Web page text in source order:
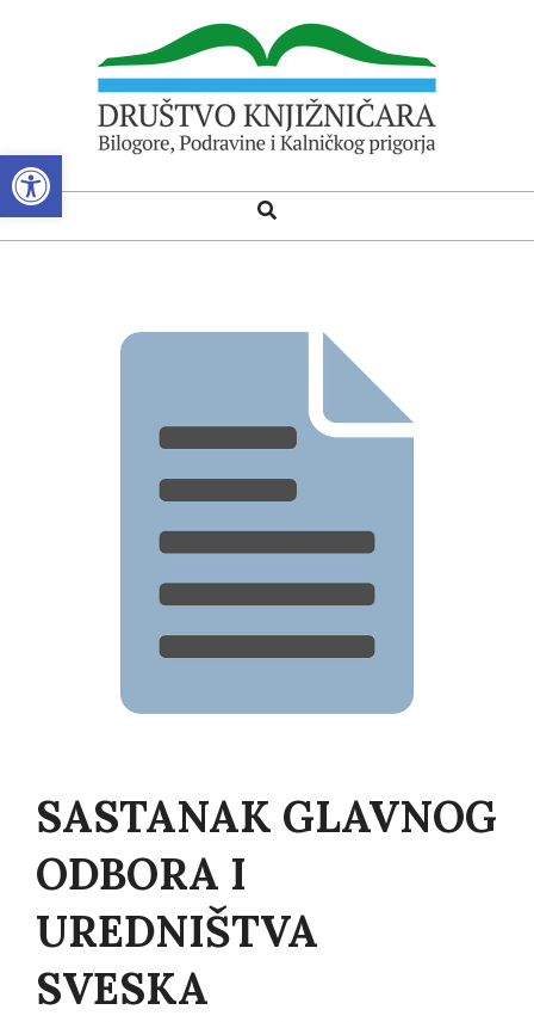
Open toolbar
DRUŠTVO
KNJIŽNIČARA
PRIGORJA
Primary
Navigation
Search
SASTANAK GLAVNOG
ODBORA I
UREDNIŠTVA
SVESKA